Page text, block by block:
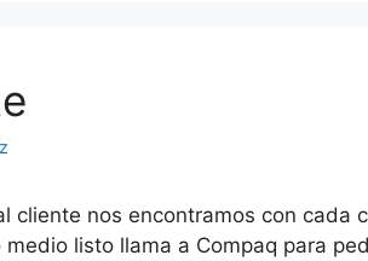
cliente nos encontramos con cada
listo llama a Compaq para